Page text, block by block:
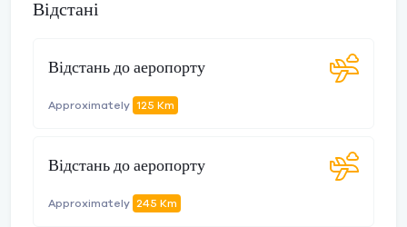
Відстані
Відстань до аеропорту
Approximately 125 Km
Відстань до аеропорту
Approximately 245 Km